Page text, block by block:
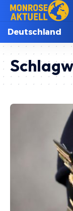
Deutschland